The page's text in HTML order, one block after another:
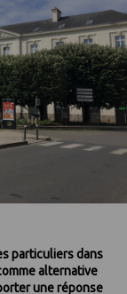
particuliers dans
alternative
une réponse